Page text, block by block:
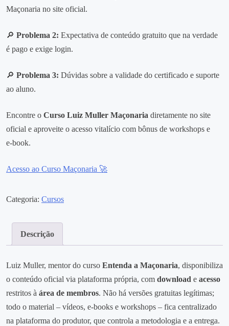
Maçonaria no site oficial.
🔎 Problema 2: Expectativa de conteúdo gratuito que na verdade
é pago e exige login.
🔎 Problema 3: Dúvidas sobre a validade do certificado e suporte
ao aluno.
Encontre o Curso Luiz Muller Maçonaria diretamente no site
oficial e aproveite o acesso vitalício com bônus de workshops e
e‑book.
Acesso ao Curso Maçonaria 🚀
Categoria: Cursos
Descrição
Luiz Muller, mentor do curso Entenda a Maçonaria, disponibiliza
o conteúdo oficial via plataforma própria, com download e acesso
restritos à área de membros. Não há versões gratuitas legítimas;
todo o material – vídeos, e‑books e workshops – fica centralizado
na plataforma do produtor, que controla a metodologia e a entrega.